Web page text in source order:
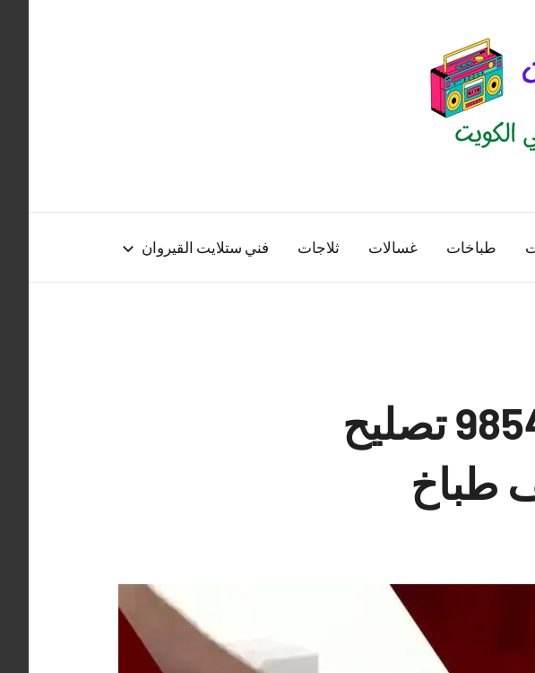
طباخات غسالات ثلاجات فني ستلايت القيروان
فني طباخات قرطبة 98548488 تصليح
طباخ